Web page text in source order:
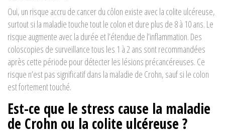
Oui, un risque accru de cancer du côlon existe avec la colite ulcéreuse,
surtout si la maladie touche tout le colon et dure plus de 8 à 10 ans. Le
risque augmente avec la durée et l’étendue de l’inflammation. Des
coloscopies de surveillance tous les 1 à 2 ans sont recommandées
après cette période pour détecter les lésions précancéreuses. Ce
risque n’est pas significatif dans la maladie de Crohn, sauf si le colon
est fortement touché.
Est-ce que le stress cause la maladie
de Crohn ou la colite ulcéreuse ?